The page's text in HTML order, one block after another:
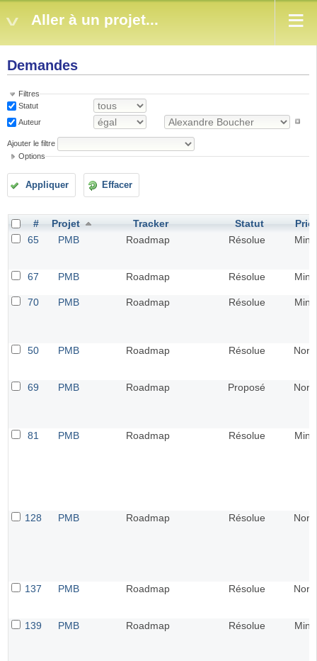
Aller à un projet...
Demandes
Filtres
Statut
Auteur
Ajouter le filtre
Options
Appliquer Effacer
# Projet Tracker Statut
65
PMB Roadmap Résolue
67 PMB Roadmap Résolue
70 PMB Roadmap Résolue
50 PMB Roadmap Résolue
69 PMB Roadmap Proposé
81 PMB Roadmap Résolue
128 PMB Roadmap Résolue
137 PMB Roadmap Résolue
139 PMB Roadmap Résolue